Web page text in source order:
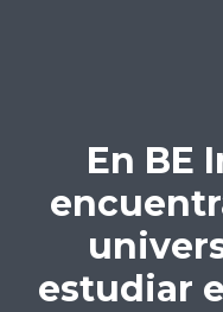
En BE
estudiar